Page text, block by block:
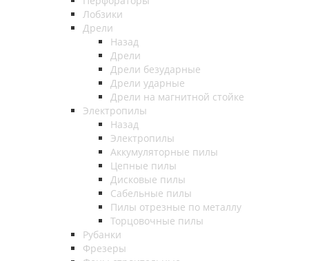
Лобзики
Дрели
Назад
Дрели
Дрели безударные
Дрели ударные
Дрели на магнитной стойке
Электропилы
Назад
Электропилы
Аккумуляторные пилы
Цепные пилы
Дисковые пилы
Сабельные пилы
Пилы отрезные по металлу
Торцовочные пилы
Рубанки
Фрезеры